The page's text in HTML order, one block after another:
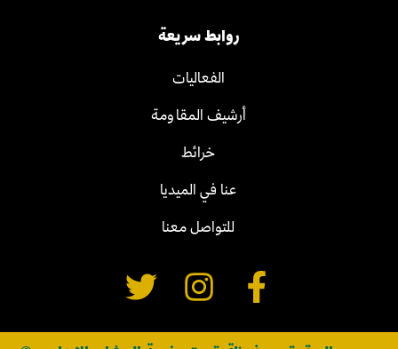
روابط سريعة
الفعاليات
أرشيف المقاومة
خرائط
عنا في الميديا
للتواصل معنا